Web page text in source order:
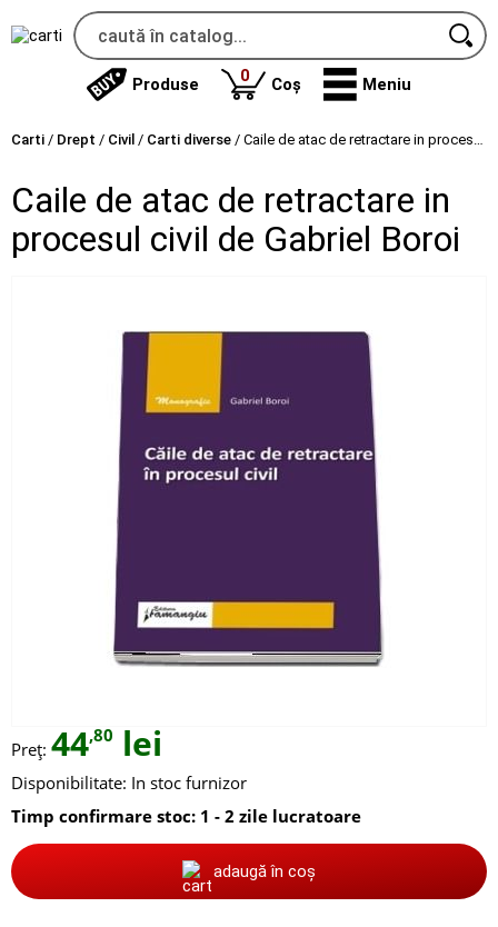
Produse 0produse
Coș Meniu
Carti / Drept / Civil / Carti diverse / Caile de atac de retractare in procesul civil de Gabriel Boroi
Caile de atac de retractare in
procesul civil de Gabriel Boroi
Preț: 44,80 lei
Disponibilitate: In stoc furnizor
Timp confirmare stoc: 1 - 2 zile lucratoare
adaugă în coș